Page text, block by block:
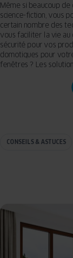
Même si beaucoup
science-fiction, vous
certain nombre des
vous faciliter la vie au
sécurité pour vos
domotiques pour
fenêtres ? Les solution
CONSEILS & ASTUCES